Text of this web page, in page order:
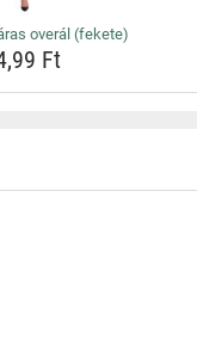
overál (fekete)
Ft